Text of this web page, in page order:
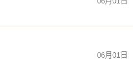
06月01日